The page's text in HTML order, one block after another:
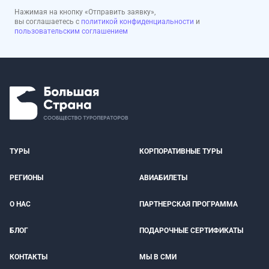
Нажимая на кнопку «Отправить заявку»,
вы соглашаетесь с политикой конфиденциальности и
пользовательским соглашением
ТУРЫ КОРПОРАТИВНЫЕ ТУРЫ
РЕГИОНЫ АВИАБИЛЕТЫ
О НАС ПАРТНЕРСКАЯ ПРОГРАММА
БЛОГ ПОДАРОЧНЫЕ СЕРТИФИКАТЫ
КОНТАКТЫ МЫ В СМИ